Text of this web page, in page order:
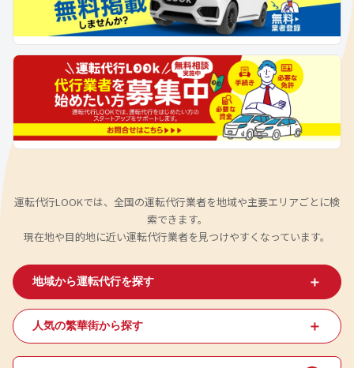
運転代行LOOKでは、全国の運転代行業者を地域や主要エリアごとに検
索できます。
現在地や目的地に近い運転代行業者を見つけやすくなっています。
地域から運転代行を探す ＋
人気の繁華街から探す ＋